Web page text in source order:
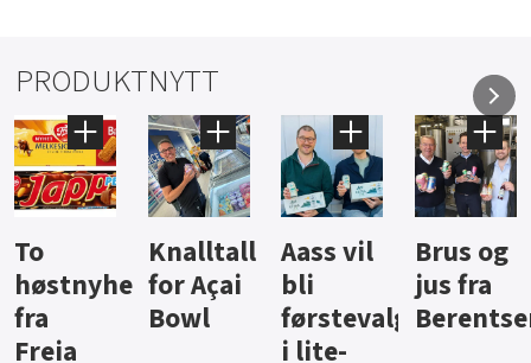
PRODUKTNYTT
Knalltall
for Açai
Bowl
Aass vil
bli
førstevalg
Brus og
jus fra
Berentsen
Hard
iste fra
Hansa